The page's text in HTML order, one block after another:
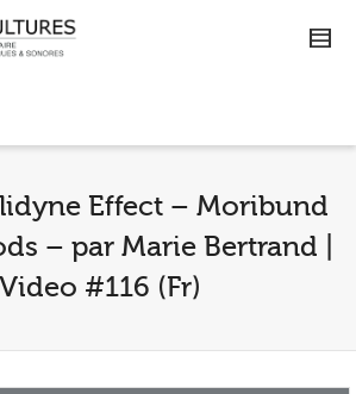
Effect – Moribund
– par Marie Bertrand |
#116 (Fr)